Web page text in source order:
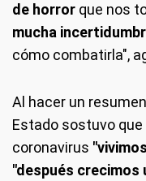
de horror que nos
mucha
cómo combatirla",
Al hacer un
Estado sostuvo que
coronavirus
"después crecimos